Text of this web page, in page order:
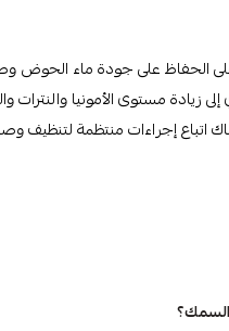
الحفاظ على جودة ماء الحوض
مستوى الأمونيا والنترات
إجراءات منتظمة لتنظيف